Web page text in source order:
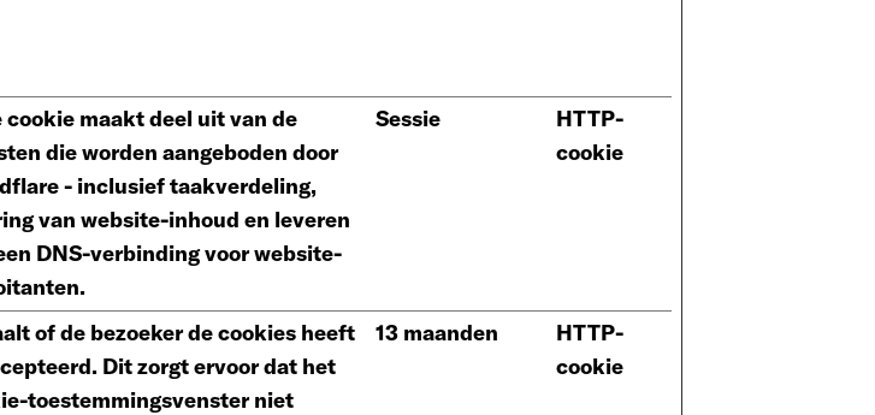
cookie maakt deel uit van de
die worden aangeboden door
- inclusief taakverdeling,
van website-inhoud en leveren
DNS-verbinding voor website-
Sessie
HTTP-
cookie
of de bezoeker de cookies heeft
Dit zorgt ervoor dat het
toestemmingsvenster niet
13 maanden
HTTP-
cookie